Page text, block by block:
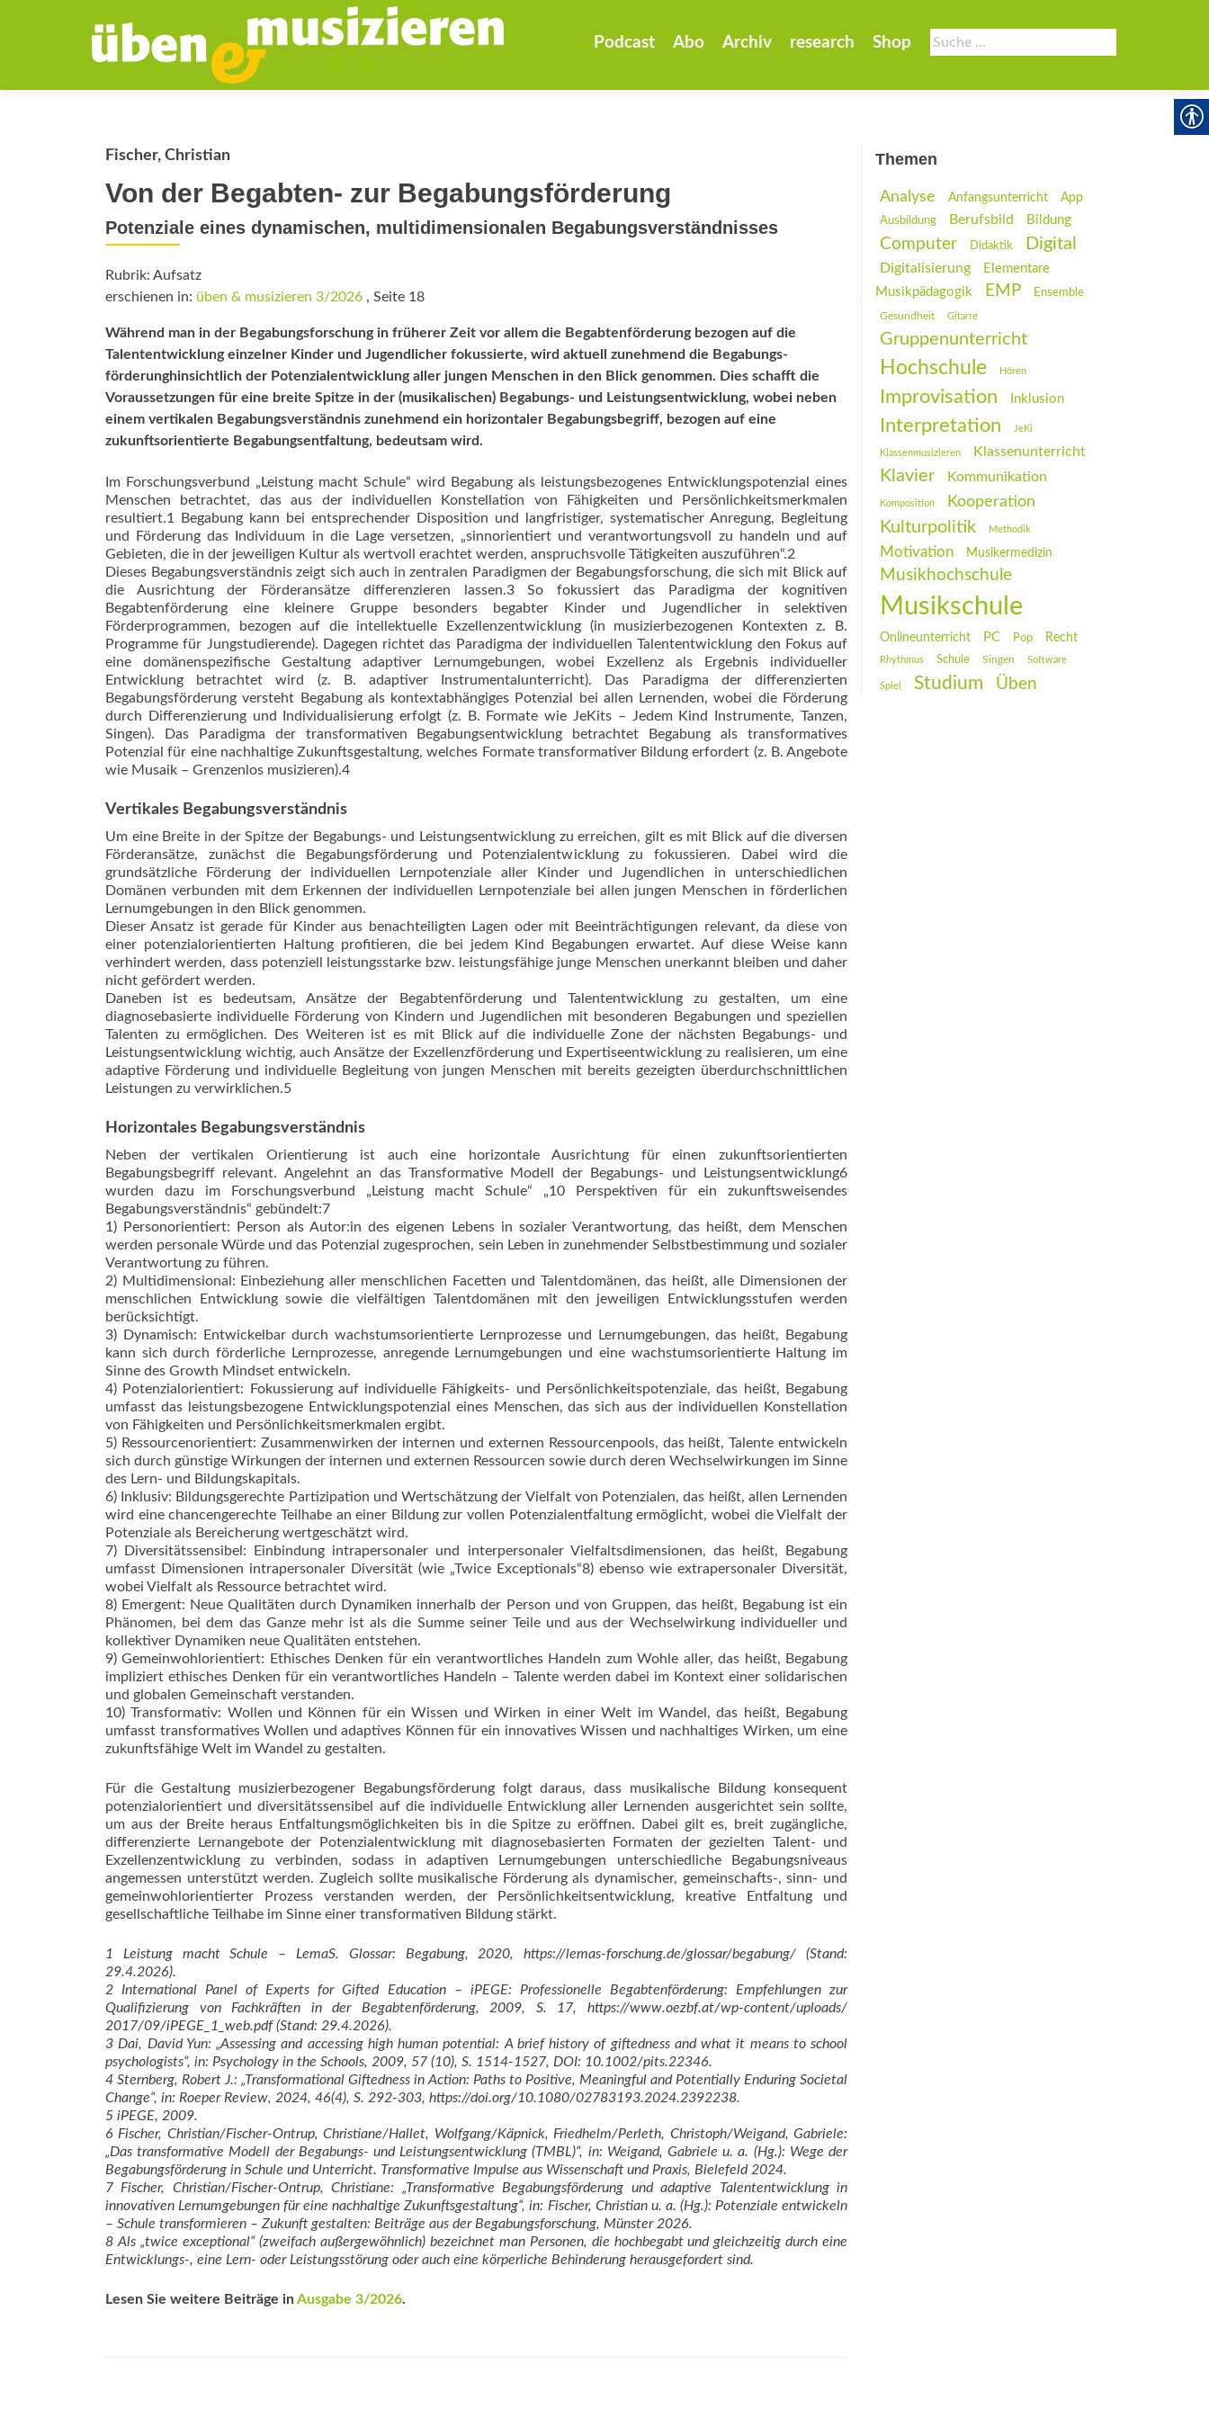
Suche
nach:
Podcast Abo Archiv research Shop
Fischer, Christian
Von der Begabten- zur Begabungsförderung
Potenziale eines dynamischen, multi­dimensionalen ­Begabungsverständnisses
Rubrik: Aufsatz
erschienen in: üben & musizieren 3/2026 , Seite 18
Während man in der Begabungs­forschung in früherer Zeit vor allem die Begabtenförderung bezogen auf die
Talententwicklung einzelner Kinder und Jugendlicher fokussierte, wird aktuell zunehmend die Begabungs­
förderunghinsichtlich der Potenzial­entwicklung aller jungen Menschen in den Blick ­genommen. Dies schafft die
Voraussetzungen für eine breite Spitze in der (musikalischen) Bega­bungs- und Leistungsentwicklung, wobei neben
einem vertikalen Begabungsverständnis zunehmend ein horizontaler Begabungsbegriff, bezogen auf eine
zukunftsorientierte Begabungsentfaltung, bedeutsam wird.
Im Forschungsverbund „Leistung macht Schule“ wird Begabung als leistungsbezogenes Entwicklungspotenzial eines
Menschen betrachtet, das aus der individuellen Konstellation von Fähigkeiten und Persönlichkeitsmerkmalen
resultiert.1 Begabung kann bei entsprechender Disposition und langfristiger, systematischer Anregung, Begleitung
und Förderung das Individuum in die Lage versetzen, „sinnorientiert und verantwortungsvoll zu handeln und auf
Gebieten, die in der jeweiligen Kultur als wertvoll erachtet werden, anspruchsvolle Tätigkeiten auszuführen“.2
Dieses Begabungsverständnis zeigt sich auch in zentralen Paradigmen der Begabungsforschung, die sich mit Blick auf
die Ausrichtung der Förderansätze differenzieren lassen.3 So fokussiert das Paradigma der kognitiven
Begabtenförderung eine kleinere Gruppe besonders begabter Kinder und Jugendlicher in selektiven
Förderprogrammen, bezogen auf die intellektuelle Exzellenzentwicklung (in musizierbezogenen Kontexten z. B.
Programme für Jungstudierende). Dagegen richtet das Paradigma der individuellen Talententwicklung den Fokus auf
eine domänenspezifische Gestaltung adaptiver Lernumgebungen, wobei Exzellenz als Ergebnis individueller
Entwicklung betrachtet wird (z. B. adaptiver Instrumentalunterricht). Das Paradigma der differenzierten
Begabungsförderung versteht Begabung als kontextabhängiges Potenzial bei allen Lernenden, wobei die Förderung
durch Differenzierung und Individualisierung erfolgt (z. B. Formate wie JeKits – Jedem Kind Instrumente, Tanzen,
Singen). Das Paradigma der transformativen Begabungsentwicklung betrachtet Begabung als transformatives
Potenzial für eine nachhaltige Zukunftsgestaltung, welches Formate transformativer Bildung erfordert (z. B. Angebote
wie Musaik – Grenzenlos musizieren).4
Vertikales Begabungsverständnis
Um eine Breite in der Spitze der Begabungs- und Leistungsentwicklung zu erreichen, gilt es mit Blick auf die diversen
Förderansätze, zunächst die Begabungsförderung und Potenzialentwicklung zu fokussieren. Dabei wird die
grundsätzliche Förderung der individuellen Lernpotenziale aller Kinder und Jugendlichen in unterschiedlichen
Domänen verbunden mit dem Erkennen der individuellen Lernpotenziale bei allen jungen Menschen in förderlichen
Lernumgebungen in den Blick genommen.
Dieser Ansatz ist gerade für Kinder aus benachteiligten Lagen oder mit Beeinträchtigungen relevant, da diese von
einer potenzialorientierten Haltung profitieren, die bei jedem Kind Begabungen erwartet. Auf diese Weise kann
verhindert werden, dass potenziell leistungsstarke bzw. leistungsfähige junge Menschen unerkannt bleiben und daher
nicht gefördert werden.
Daneben ist es bedeutsam, Ansätze der Begabtenförderung und Talententwicklung zu gestalten, um eine
diagnosebasierte individuelle Förderung von Kindern und Jugend­lichen mit besonderen Begabungen und speziellen
Talenten zu ermöglichen. Des Weiteren ist es mit Blick auf die individuelle Zone der nächsten Begabungs- und
Leistungsentwicklung wichtig, auch Ansätze der Exzellenzförderung und Expertiseentwicklung zu realisieren, um eine
adaptive Förderung und individuelle Begleitung von jungen Menschen mit bereits gezeigten überdurchschnittlichen
Leistungen zu verwirk­lichen.5
Horizontales ­Begabungsverständnis
Neben der vertikalen Orientierung ist auch eine horizontale Ausrichtung für einen zukunftsorientierten
Begabungsbegriff relevant. Angelehnt an das Transformative Modell der Begabungs- und Leistungsentwicklung6
wurden dazu im Forschungsverbund „Leistung macht Schule“ „10 Perspektiven für ein zukunftsweisendes
Begabungsverständnis“ gebündelt:7
1) Personorientiert: Person als Autor:in des eigenen Lebens in sozialer Verantwortung, das heißt, dem Menschen
werden personale Würde und das Potenzial zugesprochen, sein Leben in zunehmender Selbstbestimmung und sozialer
Verantwortung zu führen.
2) Multidimensional: Einbeziehung aller menschlichen Facetten und Talentdomänen, das heißt, alle Dimensionen der
menschlichen Entwicklung sowie die vielfältigen Talentdomänen mit den jeweiligen Entwicklungsstufen werden
berücksichtigt.
3) Dynamisch: Entwickelbar durch wachstumsorientierte Lernprozesse und Lernumgebungen, das heißt, Begabung
kann sich durch förderliche Lernprozesse, anregende Lernumgebungen und eine wachstumsorien­tierte Haltung im
Sinne des Growth Mindset entwickeln.
4) Potenzialorientiert: Fokussierung auf individuelle Fähigkeits- und Persönlichkeitspotenziale, das heißt, Begabung
umfasst das leistungsbezogene Entwicklungspotenzial eines Menschen, das sich aus der individuellen Konstellation
von Fähigkeiten und Persönlichkeitsmerkmalen ergibt.
5) Ressourcenorientiert: Zusammenwirken der internen und externen Ressourcenpools, das heißt, Talente entwickeln
sich durch günstige Wirkungen der internen und externen Ressourcen sowie durch deren Wechselwirkungen im Sinne
des Lern- und Bildungskapitals.
6) Inklusiv: Bildungsgerechte Partizipation und Wertschätzung der Vielfalt von Potenzialen, das heißt, allen Lernenden
wird eine chancengerechte Teilhabe an einer Bildung zur vollen Potenzialentfaltung ermöglicht, wobei die Vielfalt der
Potenziale als Bereicherung wertgeschätzt wird.
7) Diversitätssensibel: Einbindung intrapersonaler und interpersonaler Vielfaltsdimensionen, das heißt, Begabung
umfasst Dimensionen intrapersonaler Diversität (wie „Twice Exceptionals“8) ebenso wie extrapersonaler Diversität,
wobei Vielfalt als Ressource betrachtet wird.
8) Emergent: Neue Qualitäten durch Dynamiken innerhalb der Person und von Gruppen, das heißt, Begabung ist ein
Phänomen, bei dem das Ganze mehr ist als die Summe seiner Teile und aus der Wechselwirkung individueller und
kollektiver Dynamiken neue Qualitäten entstehen.
9) Gemeinwohlorientiert: Ethisches Denken für ein verantwortliches Handeln zum Wohle aller, das heißt, Begabung
impliziert ethisches Denken für ein verantwortliches Handeln – Talente werden dabei im Kontext einer solidarischen
und globalen Gemeinschaft verstanden.
10) Transformativ: Wollen und Können für ein Wissen und Wirken in einer Welt im Wandel, das heißt, Begabung
umfasst transformatives Wollen und adaptives Können für ein innovatives Wissen und nachhaltiges Wirken, um eine
zukunftsfähige Welt im Wandel zu gestalten.
Für die Gestaltung musizierbezogener Begabungsförderung folgt daraus, dass musikalische Bildung konsequent
potenzialorientiert und diversitätssensibel auf die individuelle Entwicklung aller Lernenden ausgerichtet sein sollte,
um aus der Breite heraus Entfaltungsmöglichkeiten bis in die Spitze zu eröffnen. Dabei gilt es, breit zugängliche,
differenzierte Lernangebote der Potenzialentwicklung mit diagnosebasierten Formaten der gezielten Talent- und
Exzellenzentwicklung zu verbinden, sodass in adaptiven Lernumgebungen unterschiedliche Begabungsniveaus
angemessen unterstützt werden. Zugleich sollte musikalische Förderung als dynamischer, gemeinschafts-, sinn- und
gemeinwohlorientierter Prozess verstanden werden, der Persönlichkeitsentwicklung, kreative Entfaltung und
gesellschaftliche Teilhabe im Sinne einer transformativen Bildung stärkt.
1 Leistung macht Schule – LemaS. Glossar: Begabung, 2020, https://lemas-forschung.de/glossar/begabung/ (Stand:
29.4.2026).
2 International Panel of Experts for Gifted Education – iPEGE: Professionelle Begabtenförderung: Empfehlungen zur
Qualifizierung von Fachkräften in der Begabtenförderung, 2009, S. 17, https://www.oezbf.at/wp-content/uploads/
2017/09/iPEGE_1_web.pdf (Stand: 29.4.2026).
3 Dai, David Yun: „Assessing and accessing high human potential: A brief history of giftedness and what it means to school
psychologists“, in: Psychology in the Schools, 2009, 57 (10), S. 1514-1527, DOI: 10.1002/pits.22346.
4 Sternberg, Robert J.: „Transformational Giftedness in Action: Paths to Positive, Meaningful and Potentially Enduring Societal
Change“, in: Roeper Review, 2024, 46(4), S. 292-303, https://doi.org/10.1080/02783193.2024.2392238.
5 iPEGE, 2009.
6 Fischer, Christian/Fischer-Ontrup, Christiane/Hallet, Wolfgang/Käpnick, Friedhelm/Perleth, Christoph/Weigand, Gab­riele:
„Das transformative Modell der Begabungs- und Leis­tungsentwicklung (TMBL)“, in: Weigand, Gabriele u. a. (Hg.): Wege der
Begabungsförderung in Schule und Unterricht. Transformative Impulse aus Wissenschaft und Praxis, Bielefeld 2024.
7 Fischer, Christian/Fischer-Ontrup, Christiane: „Transformative Begabungsförderung und adaptive Talententwicklung in
innovativen Lernumgebungen für eine nachhaltige Zukunftsgestaltung“, in: Fischer, Christian u. a. (Hg.): Potenziale entwickeln
– Schule transformieren – Zukunft gestalten: Beiträge aus der Begabungsforschung, Münster 2026.
8 Als „twice exceptional“ (zweifach außergewöhnlich) bezeichnet man Personen, die hochbegabt und gleichzeitig durch eine
Entwicklungs-, eine Lern- oder Leistungsstörung oder auch eine körperliche Behinderung herausgefordert sind.
Lesen Sie weitere Beiträge inAusgabe 3/2026.
Themen
Analyse Anfangsunterricht
App
Ausbildung
Berufsbild Bildung
Computer Didaktik Digital
Digitalisierung
Elementare
Musikpädagogik
EMP Ensemble
Gesundheit Gitarre
Gruppenunterricht
Hochschule Hören
Improvisation Inklusion
Interpretation JeKi
Klassenmusizieren Klassenunterricht
Klavier Kommunikation
Komposition Kooperation
Kulturpolitik Methodik
Motivation Musikermedizin
Musikhochschule
Musikschule
Onlineunterricht PC Pop Recht
Rhythmus Schule Singen Software
Spiel Studium Üben